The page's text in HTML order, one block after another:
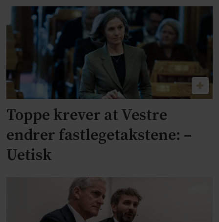
Toppe krever at Vestre
endrer fastlegetakstene: –
Uetisk